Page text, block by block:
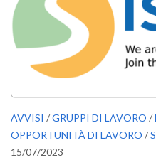
GdL Comunicazione
GdL Foreste,
GdL Infrastrutture,
GdL Boschi Vetusti
GdL “TreeTalkers”
GdL Boschi Cedui
News
AVVISI /GRUPPI DI LAVORO /
OPPORTUNITÀ DI LAVORO /
15/07/2023